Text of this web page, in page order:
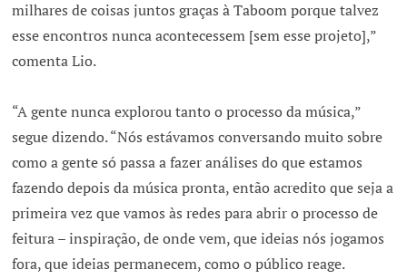
milhares de coisas juntos graças à Taboom porque talvez
esse encontros nunca acontecessem [sem esse projeto],”
comenta Lio.
“A gente nunca explorou tanto o processo da música,”
segue dizendo. “Nós estávamos conversando muito sobre
como a gente só passa a fazer análises do que estamos
fazendo depois da música pronta, então acredito que seja a
primeira vez que vamos às redes para abrir o processo de
feitura – inspiração, de onde vem, que ideias nós jogamos
fora, que ideias permanecem, como o público reage.